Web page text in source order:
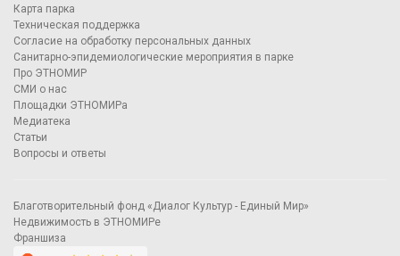
Карта парка
Техническая поддержка
Согласие на обработку персональных данных
Санитарно-эпидемиологические мероприятия в парке
Про ЭТНОМИР
СМИ о нас
Площадки ЭТНОМИРа
Медиатека
Статьи
Вопросы и ответы
Благотворительный фонд «Диалог Культур - Единый Мир»
Недвижимость в ЭТНОМИРе
Франшиза